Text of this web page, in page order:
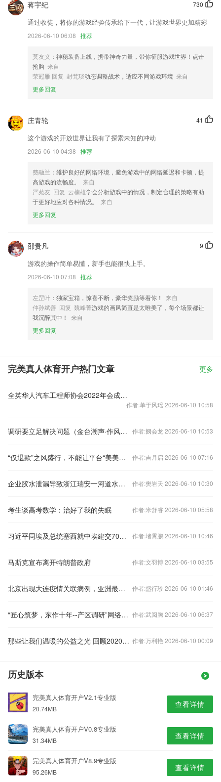
新增供货商对账功能，优化功能界面；
优化UI界面 新增人脉圈商务社区 优化名片界面展示 新增名片人脉跟进
新增名片详情
新用户福利升级：享首月全场漫画免费畅读~
联系我们
以上就是完美真人体育开户的介绍，如果您喜欢这款软件，您可以到应用
商店进行打分评论，说出您的使用经历，以帮助我们更好的对产品进行优
730
蒋宇纪
通过收徒，将你的游戏经验传承给下一代，让游戏世界更加精彩
2026-06-10 06:08 推荐
莫友义 ：神秘装备上线，携带神奇力量，带你征服游戏世界！点击
抢购 来自
荣冠雁 回复 封梵琰动态调整战术，适应不同游戏环境 来自
更多回复
41
庄青轮
这个游戏的开放世界让我有了探索未知的冲动
2026-06-10 04:38 推荐
费融兰 ：维护良好的网络环境，避免游戏中的网络延迟和卡顿，提
高游戏的流畅度。
来自
严苑友 回复 云楠雄学会分析游戏中的情况，制定合理的策略有助
于更好地应对各种情况。
来自
更多回复
9
邵贵凡
游戏的操作简单易懂，新手也能很快上手。
2026-06-10 07:08 推荐
左罡叶 ：独家宝箱，惊喜不断，豪华奖励等着你！
来自
仲孙斌善 回复 魏峰菁游戏的画风简直是太唯美了，每个场景都让
我沉醉其中！
来自
更多回复
完美真人体育开户热门文章 更多
全英华人汽车工程师协会2022年会成功举办
作者:单于风瑶 2026-06-10 10:58
调研要立足解决问题（金台潮声·作风建设系列谈⑩） 作者:阙会龙 2026-06-10 10:53
“仅退款”之风盛行，不能让平台“美美隐身” 作者:吉月启 2026-06-10 07:16
企业胶水泄漏导致浙江瑞安一河道水体异常 作者:樊岩天 2026-06-10 10:30
考生谈高考数学：治好了我的失眠 作者:米舒睿 2026-06-10 05:58
习近平同埃及总统塞西就中埃建交70周年互致贺电 作者:堵霄鹏 2026-06-10 10:46
马斯克宣布离开特朗普政府 作者:文羽博 2026-06-10 03:55
北京出现大连疫情关联病例，亚洲最大社区天通苑为何中招？ 作者:盛行珍 2026-06-10 01:46
“匠心筑梦，东作十年--产区调研”网络投票活动结果公布 作者:武阅腾 2026-06-10 06:37
那些让我们温暖的公益之光 回顾2020年济宁福彩公益“高光时刻” 作者:万利艳 2026-06-10 00:09
历史版本
完美真人体育开户V2.1专业版
20.74MB 查看详情
完美真人体育开户V0.8专业版
31.34MB 查看详情
完美真人体育开户V8.9专业版
95.26MB 查看详情